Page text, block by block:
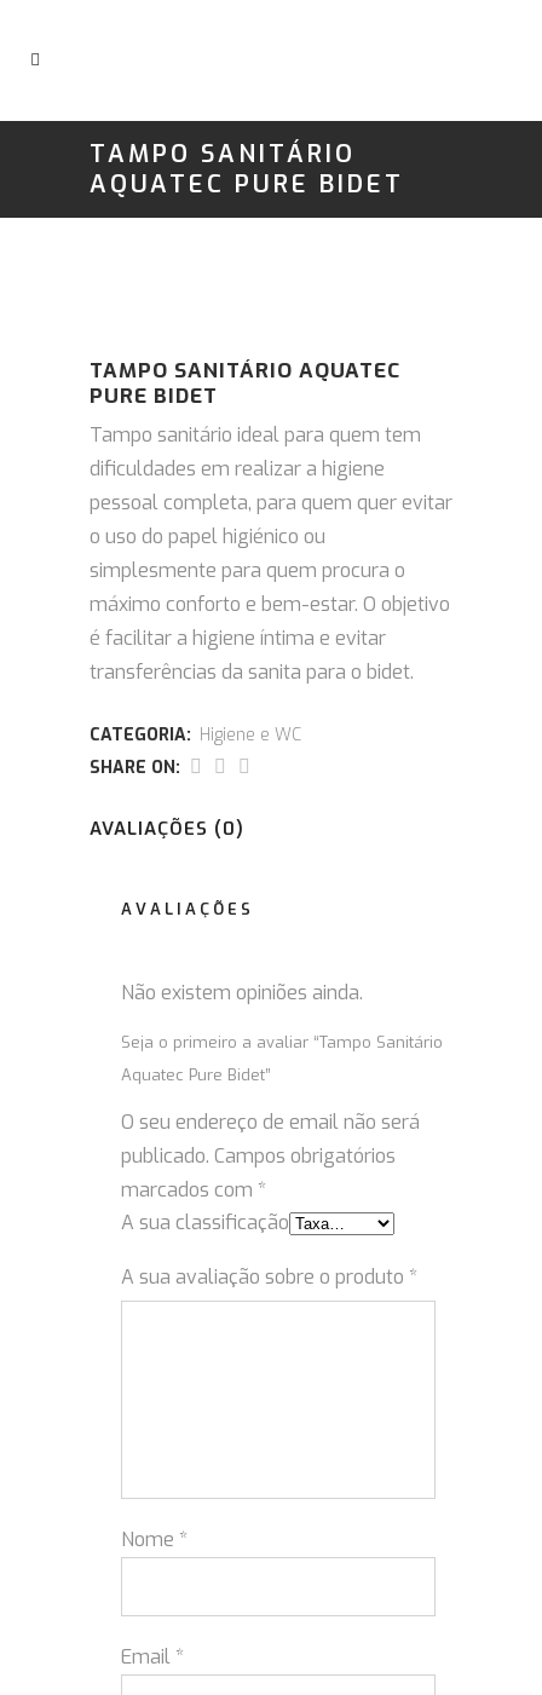
TAMPO SANITÁRIO
AQUATEC PURE BIDET
TAMPO SANITÁRIO AQUATEC
PURE BIDET
Tampo sanitário ideal para quem tem
dificuldades em realizar a higiene
pessoal completa, para quem quer evitar
o uso do papel higiénico ou
simplesmente para quem procura o
máximo conforto e bem-estar. O objetivo
é facilitar a higiene íntima e evitar
transferências da sanita para o bidet.
CATEGORIA: Higiene e WC
SHARE ON:
AVALIAÇÕES (0)
AVALIAÇÕES
Não existem opiniões ainda.
Seja o primeiro a avaliar “Tampo Sanitário
Aquatec Pure Bidet”
O seu endereço de email não será
publicado. Campos obrigatórios
marcados com *
A sua classificação
A sua avaliação sobre o produto *
Nome *
Email *